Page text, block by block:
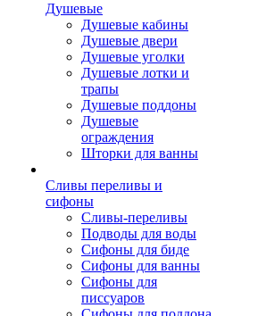
Душевые
Душевые кабины
Душевые двери
Душевые уголки
Душевые лотки и
трапы
Душевые поддоны
Душевые
ограждения
Шторки для ванны
Сливы переливы и
сифоны
Сливы-переливы
Подводы для воды
Сифоны для биде
Сифоны для ванны
Сифоны для
писсуаров